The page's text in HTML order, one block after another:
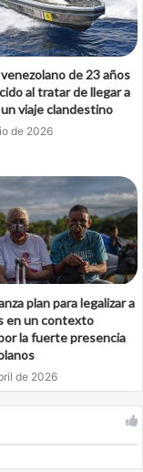
de 23 años
al tratar de llegar a
viaje clandestino
de 2026
plan para legalizar a
en un contexto
la fuerte presencia
de 2026